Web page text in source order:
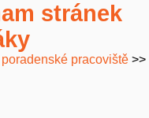
stránek
pracoviště